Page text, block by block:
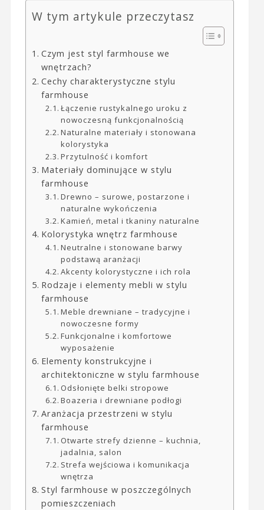
W tym artykule przeczytasz
Czym jest styl farmhouse we
wnętrzach?
Cechy charakterystyczne stylu
farmhouse
Łączenie rustykalnego uroku z
nowoczesną funkcjonalnością
Naturalne materiały i stonowana
kolorystyka
Przytulność i komfort
Materiały dominujące w stylu
farmhouse
Drewno – surowe, postarzone i
naturalne wykończenia
Kamień, metal i tkaniny naturalne
Kolorystyka wnętrz farmhouse
Neutralne i stonowane barwy
podstawą aranżacji
Akcenty kolorystyczne i ich rola
Rodzaje i elementy mebli w stylu
farmhouse
Meble drewniane – tradycyjne i
nowoczesne formy
Funkcjonalne i komfortowe
wyposażenie
Elementy konstrukcyjne i
architektoniczne w stylu farmhouse
Odsłonięte belki stropowe
Boazeria i drewniane podłogi
Aranżacja przestrzeni w stylu
farmhouse
Otwarte strefy dzienne – kuchnia,
jadalnia, salon
Strefa wejściowa i komunikacja
wnętrza
Styl farmhouse w poszczególnych
pomieszczeniach